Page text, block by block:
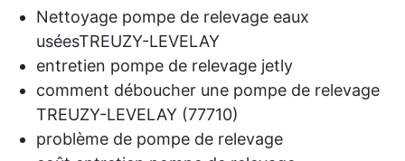
Nettoyage pompe de relevage eaux
uséesTREUZY-LEVELAY
entretien pompe de relevage jetly
comment déboucher une pompe de relevage
TREUZY-LEVELAY (77710)
problème de pompe de relevage